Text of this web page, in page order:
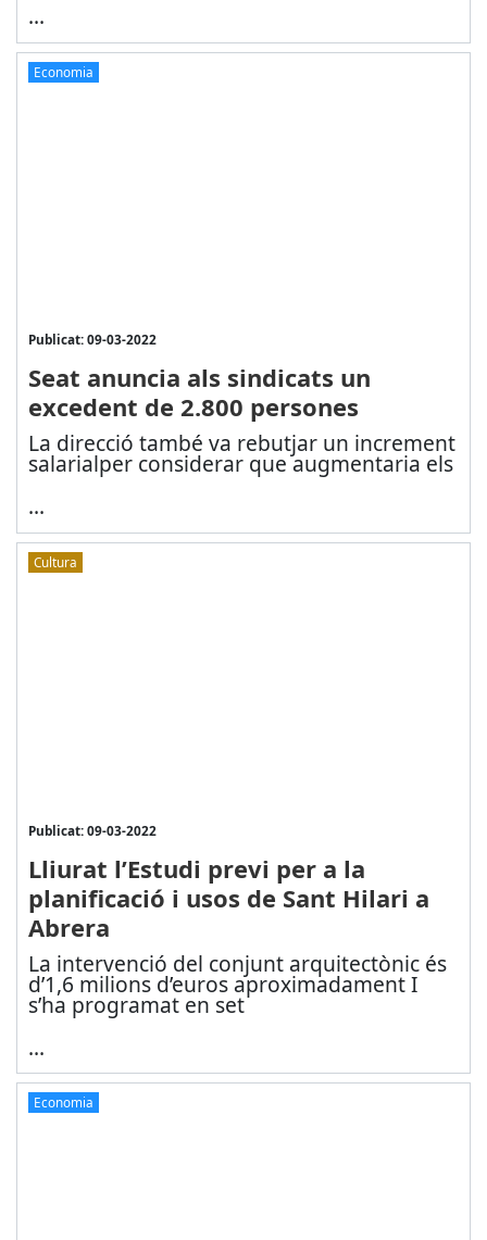
...
Economia
Publicat: 09-03-2022
Seat anuncia als sindicats un
excedent de 2.800 persones
La direcció també va rebutjar un increment
salarialper considerar que augmentaria els
...
Cultura
Publicat: 09-03-2022
Lliurat l’Estudi previ per a la
planificació i usos de Sant Hilari a
Abrera
La intervenció del conjunt arquitectònic és
d’1,6 milions d’euros aproximadament I
s’ha programat en set
...
Economia